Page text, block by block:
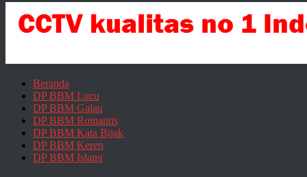
Beranda
DP BBM Lucu
DP BBM Galau
DP BBM Romantis
DP BBM Kata Bijak
DP BBM Keren
DP BBM Islami